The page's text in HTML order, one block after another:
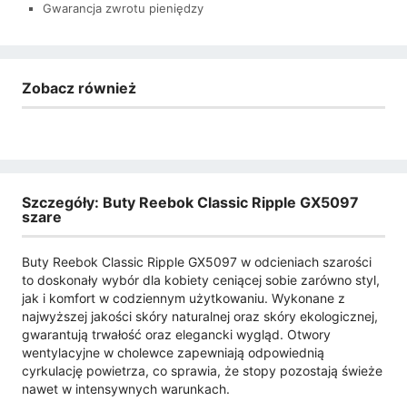
Gwarancja zwrotu pieniędzy
Zobacz również
Szczegóły: Buty Reebok Classic Ripple GX5097
szare
Buty Reebok Classic Ripple GX5097 w odcieniach szarości
to doskonały wybór dla kobiety ceniącej sobie zarówno styl,
jak i komfort w codziennym użytkowaniu. Wykonane z
najwyższej jakości skóry naturalnej oraz skóry ekologicznej,
gwarantują trwałość oraz elegancki wygląd. Otwory
wentylacyjne w cholewce zapewniają odpowiednią
cyrkulację powietrza, co sprawia, że stopy pozostają świeże
nawet w intensywnych warunkach.